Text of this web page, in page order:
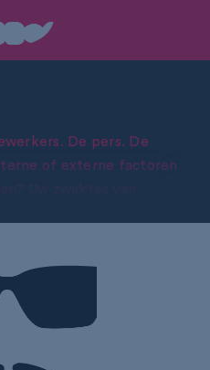
De pers. De
of externe factoren